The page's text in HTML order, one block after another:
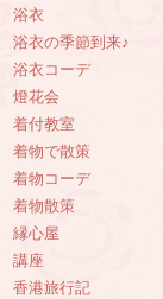
浴衣
浴衣の季節到来♪
浴衣コーデ
燈花会
着付教室
着物で散策
着物コーデ
着物散策
縁心屋
講座
香港旅行記